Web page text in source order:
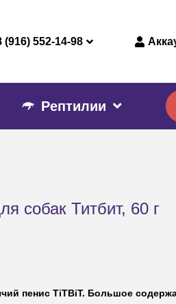
(916) 552-14-98
Рептилии
собак Титбит, 60 г
пенис TiTBiT. Большое